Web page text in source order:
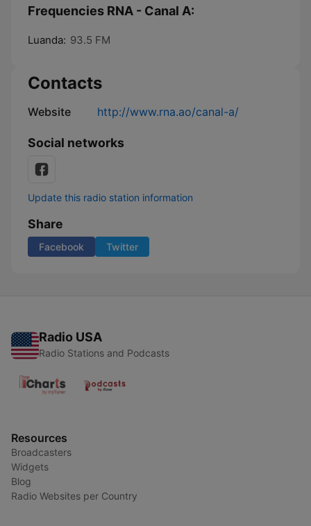
Frequencies RNA - Canal A:
Luanda: 93.5 FM
Contacts
Website http://www.rna.ao/canal-a/
Social networks
Update this radio station information
Share
Facebook Twitter
Radio USA
Radio Stations and Podcasts
Resources
Broadcasters
Widgets
Blog
Radio Websites per Country